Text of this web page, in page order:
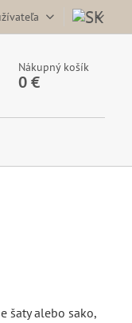
Nákupný košík
0 €
šaty alebo sako,